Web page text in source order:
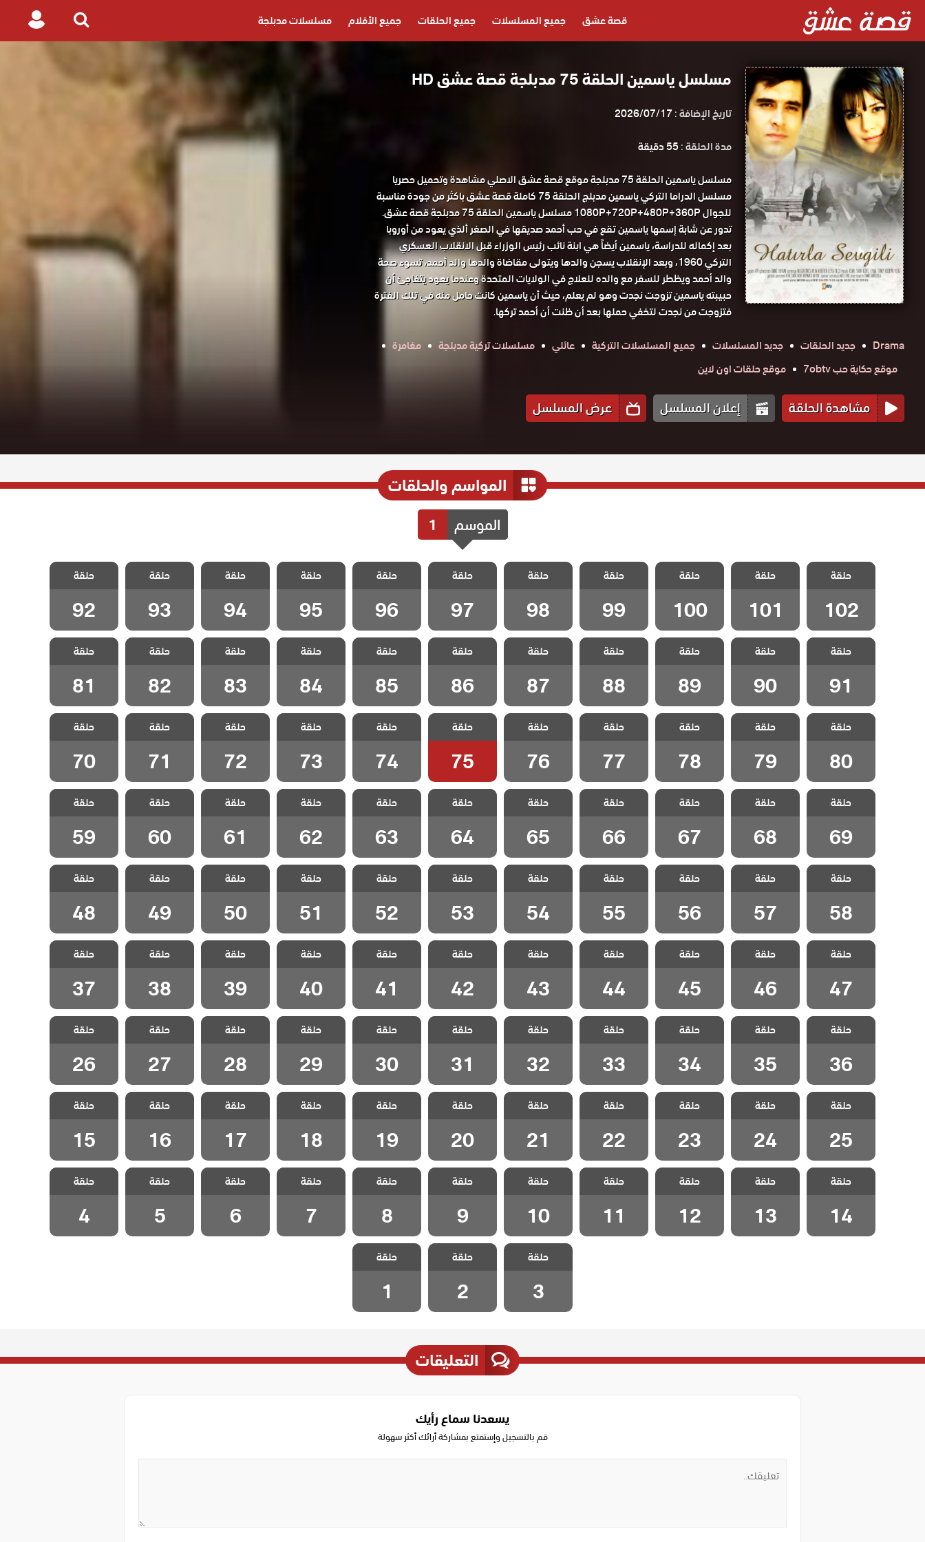
قصة عشق جميع المسلسلات جميع الحلقات جميع الأفلام مسلسلات مدبلجة
Search
Login
مسلسل ياسمين الحلقة 75 مدبلجة قصة عشق HD
تاريخ الإضافة :2026/07/17
مدة الحلقة :55 دقيقة
مسلسل ياسمين الحلقة 75 مدبلجة موقع قصة عشق الاصلي مشاهدة وتحميل حصريا
مسلسل الدراما التركي ياسمين مدبلج الحلقة 75 كاملة قصة عشق باكثر من جودة مناسبة
للجوال 1080P+720P+480P+360P مسلسل ياسمين الحلقة 75 مدبلجة قصة عشق.
تدور عن شابة إسمها ياسمين تقع في حب أحمد صديقها في الصغر ألذي يعود من أوروبا
بعد إكماله للدراسة، ياسمين أيضاً هي ابنة نائب رئيس الوزراء قبل الانقلاب العسكري
التركي 1960، وبعد الإنقلاب يسجن والدها ويتولى مقاضاة والدها والد أحمد، تسوء صحة
والد أحمد ويظطر للسفر مع والده للعلاج في الولايات المتحدة وعندما يعود يتفاجئ أن
حبيبته ياسمين تزوجت نجدت وهو لم يعلم، حيث أن ياسمين كانت حامل منه في تلك الفترة
فتزوجت من نجدت لتخفي حملها بعد أن ظنت أن أحمد تركها.
Drama
جديد الحلقات جديد المسلسلات جميع المسلسلات التركية عائلي مسلسلات تركية مدبلجة
مغامرة
موقع حكاية حب 7obtv
موقع حلقات اون لاين
مشاهدة الحلقة إعلان المسلسل عرض المسلسل
المواسم والحلقات
الموسم 1
مسلسل ياسمين
مدبلج الحلقة
102 – Final
حلقة
102
مسلسل ياسمين
مدبلج الحلقة
101
حلقة
101
مسلسل ياسمين
مدبلج الحلقة
100
حلقة
100
مسلسل ياسمين
مدبلج الحلقة 99
حلقة
99
مسلسل ياسمين
مدبلج الحلقة 98
حلقة
98
مسلسل ياسمين
مدبلج الحلقة 97
حلقة
97
مسلسل ياسمين
مدبلج الحلقة 96
حلقة
96
مسلسل ياسمين
مدبلج الحلقة 95
حلقة
95
مسلسل ياسمين
مدبلج الحلقة 94
حلقة
94
مسلسل ياسمين
مدبلج الحلقة 93
حلقة
93
مسلسل ياسمين
مدبلج الحلقة 92
حلقة
92
مسلسل ياسمين
مدبلج الحلقة 91
حلقة
91
مسلسل ياسمين
مدبلج الحلقة 90
حلقة
90
مسلسل ياسمين
مدبلج الحلقة 89
حلقة
89
مسلسل ياسمين
مدبلج الحلقة 88
حلقة
88
مسلسل ياسمين
مدبلج الحلقة 87
حلقة
87
مسلسل ياسمين
مدبلج الحلقة 86
حلقة
86
مسلسل ياسمين
مدبلج الحلقة 85
حلقة
85
مسلسل ياسمين
مدبلج الحلقة 84
حلقة
84
مسلسل ياسمين
مدبلج الحلقة 83
حلقة
83
مسلسل ياسمين
مدبلج الحلقة 82
حلقة
82
مسلسل ياسمين
مدبلج الحلقة 81
حلقة
81
مسلسل ياسمين
مدبلج الحلقة 80
حلقة
80
مسلسل ياسمين
مدبلج الحلقة 79
حلقة
79
مسلسل ياسمين
مدبلج الحلقة 78
حلقة
78
مسلسل ياسمين
مدبلج الحلقة 77
حلقة
77
مسلسل ياسمين
مدبلج الحلقة 76
حلقة
76
مسلسل ياسمين
مدبلج الحلقة 75
حلقة
75
مسلسل ياسمين
مدبلج الحلقة 74
حلقة
74
مسلسل ياسمين
مدبلج الحلقة 73
حلقة
73
مسلسل ياسمين
مدبلج الحلقة 72
حلقة
72
مسلسل ياسمين
مدبلج الحلقة 71
حلقة
71
مسلسل ياسمين
مدبلج الحلقة 70
حلقة
70
مسلسل ياسمين
مدبلج الحلقة 69
حلقة
69
مسلسل ياسمين
مدبلج الحلقة 68
حلقة
68
مسلسل ياسمين
مدبلج الحلقة 67
حلقة
67
مسلسل ياسمين
مدبلج الحلقة 66
حلقة
66
مسلسل ياسمين
مدبلج الحلقة 65
حلقة
65
مسلسل ياسمين
مدبلج الحلقة 64
حلقة
64
مسلسل ياسمين
مدبلج الحلقة 63
حلقة
63
مسلسل ياسمين
مدبلج الحلقة 62
حلقة
62
مسلسل ياسمين
مدبلج الحلقة 61
حلقة
61
مسلسل ياسمين
مدبلج الحلقة 60
حلقة
60
مسلسل ياسمين
مدبلج الحلقة 59
حلقة
59
مسلسل ياسمين
مدبلج الحلقة 58
حلقة
58
مسلسل ياسمين
مدبلج الحلقة 57
حلقة
57
مسلسل ياسمين
مدبلج الحلقة 56
حلقة
56
مسلسل ياسمين
مدبلج الحلقة 55
حلقة
55
مسلسل ياسمين
مدبلج الحلقة 54
حلقة
54
مسلسل ياسمين
مدبلج الحلقة 53
حلقة
53
مسلسل ياسمين
مدبلج الحلقة 52
حلقة
52
مسلسل ياسمين
مدبلج الحلقة 51
حلقة
51
مسلسل ياسمين
مدبلج الحلقة 50
حلقة
50
مسلسل ياسمين
مدبلج الحلقة 49
حلقة
49
مسلسل ياسمين
مدبلج الحلقة 48
حلقة
48
مسلسل ياسمين
مدبلج الحلقة 47
حلقة
47
مسلسل ياسمين
مدبلج الحلقة 46
حلقة
46
مسلسل ياسمين
مدبلج الحلقة 45
حلقة
45
مسلسل ياسمين
مدبلج الحلقة 44
حلقة
44
مسلسل ياسمين
مدبلج الحلقة 43
حلقة
43
مسلسل ياسمين
مدبلج الحلقة 42
حلقة
42
مسلسل ياسمين
مدبلج الحلقة 41
حلقة
41
مسلسل ياسمين
مدبلج الحلقة 40
حلقة
40
مسلسل ياسمين
مدبلج الحلقة 39
حلقة
39
مسلسل ياسمين
مدبلج الحلقة 38
حلقة
38
مسلسل ياسمين
مدبلج الحلقة 37
حلقة
37
مسلسل ياسمين
مدبلج الحلقة 36
حلقة
36
مسلسل ياسمين
مدبلج الحلقة 35
حلقة
35
مسلسل ياسمين
مدبلج الحلقة 34
حلقة
34
مسلسل ياسمين
مدبلج الحلقة 33
حلقة
33
مسلسل ياسمين
مدبلج الحلقة 32
حلقة
32
مسلسل ياسمين
مدبلج الحلقة 31
حلقة
31
مسلسل ياسمين
مدبلج الحلقة 30
حلقة
30
مسلسل ياسمين
مدبلج الحلقة 29
حلقة
29
مسلسل ياسمين
مدبلج الحلقة 28
حلقة
28
مسلسل ياسمين
مدبلج الحلقة 27
حلقة
27
مسلسل ياسمين
مدبلج الحلقة 26
حلقة
26
مسلسل ياسمين
مدبلج الحلقة 25
حلقة
25
مسلسل ياسمين
مدبلج الحلقة 24
حلقة
24
مسلسل ياسمين
مدبلج الحلقة 23
حلقة
23
مسلسل ياسمين
مدبلج الحلقة 22
حلقة
22
مسلسل ياسمين
مدبلج الحلقة 21
حلقة
21
مسلسل ياسمين
مدبلج الحلقة 20
حلقة
20
مسلسل ياسمين
مدبلج الحلقة 19
حلقة
19
مسلسل ياسمين
مدبلج الحلقة 18
حلقة
18
مسلسل ياسمين
مدبلج الحلقة 17
حلقة
17
مسلسل ياسمين
مدبلج الحلقة 16
حلقة
16
مسلسل ياسمين
مدبلج الحلقة 15
حلقة
15
مسلسل ياسمين
مدبلج الحلقة 14
حلقة
14
مسلسل ياسمين
مدبلج الحلقة 13
حلقة
13
مسلسل ياسمين
مدبلج الحلقة 12
حلقة
12
مسلسل ياسمين
مدبلج الحلقة 11
حلقة
11
مسلسل ياسمين
مدبلج الحلقة 10
حلقة
10
مسلسل ياسمين
مدبلج الحلقة 9
حلقة
9
مسلسل ياسمين
مدبلج الحلقة 8
حلقة
8
مسلسل ياسمين
مدبلج الحلقة 7
حلقة
7
مسلسل ياسمين
مدبلج الحلقة 6
حلقة
6
مسلسل ياسمين
مدبلج الحلقة 5
حلقة
5
مسلسل ياسمين
مدبلج الحلقة 4
حلقة
4
مسلسل ياسمين
مدبلج الحلقة 3
حلقة
3
مسلسل ياسمين
مدبلج الحلقة 2
حلقة
2
مسلسل ياسمين
مدبلج الحلقة 1
حلقة
1
التعليقات
يسعدنا سماع رأيك
قم بالتسجيل وإستمتع بمشاركة أرائك أكثر سهولة